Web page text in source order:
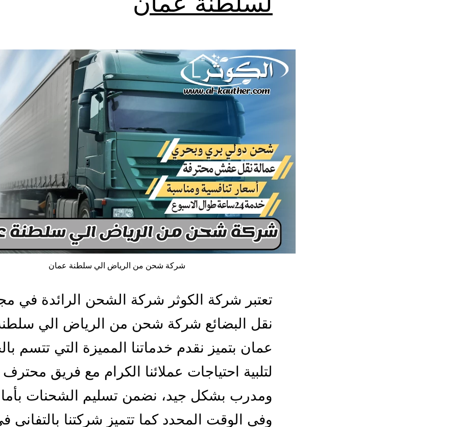
شركة شحن من الرياض الي سلطنة عمان
تعتبر شركة الكوثر شركة الشحن الرائدة في
نقل البضائع شركة شحن من الرياض الي
عمان بتميز نقدم خدماتنا المميزة التي تتسم
لتلبية احتياجات عملائنا الكرام مع فريق محترف
ومدرب بشكل جيد، نضمن تسليم الشحنات
وفي الوقت المحدد كما تتميز شركتنا بالتفاني